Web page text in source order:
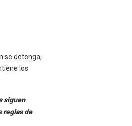
se detenga,
los
siguen
reglas de